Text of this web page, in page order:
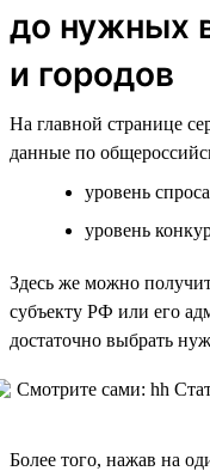
до нужных
и городов
На главной странице
данные по
уровень
уровень
Здесь же можно
субъекту РФ или его
достаточно выбрать
Более того, нажав на